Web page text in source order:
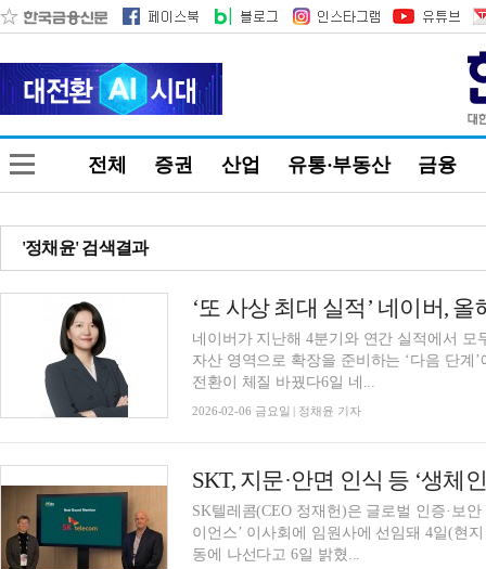
전체 증권 산업 유통·부동산 금융
'정채윤' 검색결과
네이버가 지난해 4분기와 연간 실적에서
자산 영역으로 확장을 준비하는 ‘다음 단계
전환이 체질 바꿨다6일 네...
2026-02-06 금요일 | 정채윤 기자
SKT, 지문·안면 인식 등 ‘생체
SK텔레콤(CEO 정재헌)은 글로벌 인증·보
이언스’ 이사회에 임원사에 선임돼 4일(현
동에 나선다고 6일 밝혔...